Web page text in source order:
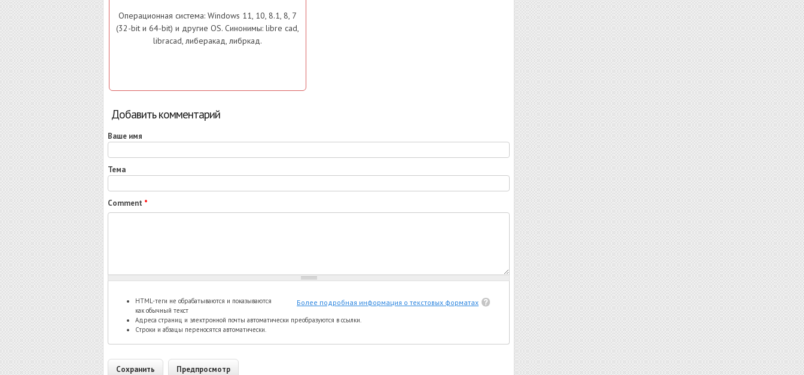
Операционная система: Windows 11, 10, 8.1, 8, 7
(32-bit и 64-bit) и другие OS. Синонимы: libre cad,
libracad, либеракад, либркад.
Добавить комментарий
Ваше имя
Тема
Comment *
Более подробная информация о текстовых форматах
HTML-теги не обрабатываются и показываются
как обычный текст
Адреса страниц и электронной почты автоматически преобразуются в ссылки.
Строки и абзацы переносятся автоматически.